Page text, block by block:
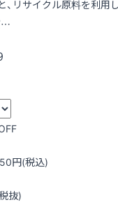
リサイクル原料を利用
…
円(税込)
抜)